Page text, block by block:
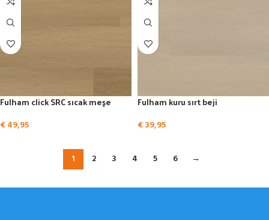
Fulham click SRC sıcak meşe
€49,95
Fulham kuru sırt beji
€39,95
1 2 3 4 5 6 →